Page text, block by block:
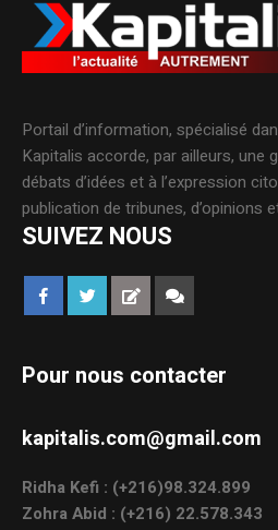
Portail d’information, spécialisé
Kapitalis accorde, par ailleurs, une
débats d’idées et à l’expression
publication de tribunes, d’opinions
SUIVEZ NOUS
Pour nous contacter
kapitalis.com@gmail.com
Ridha Kefi : (+216)98.324.899
Zohra Abid : (+216) 22.578.343